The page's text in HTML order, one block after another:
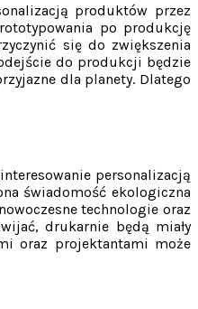
produktów przez
po produkcję
się do zwiększenia
do produkcji będzie
dla planety. Dlatego
personalizacją
świadomość ekologiczna
technologie oraz
drukarnie będą miały
oraz projektantami może